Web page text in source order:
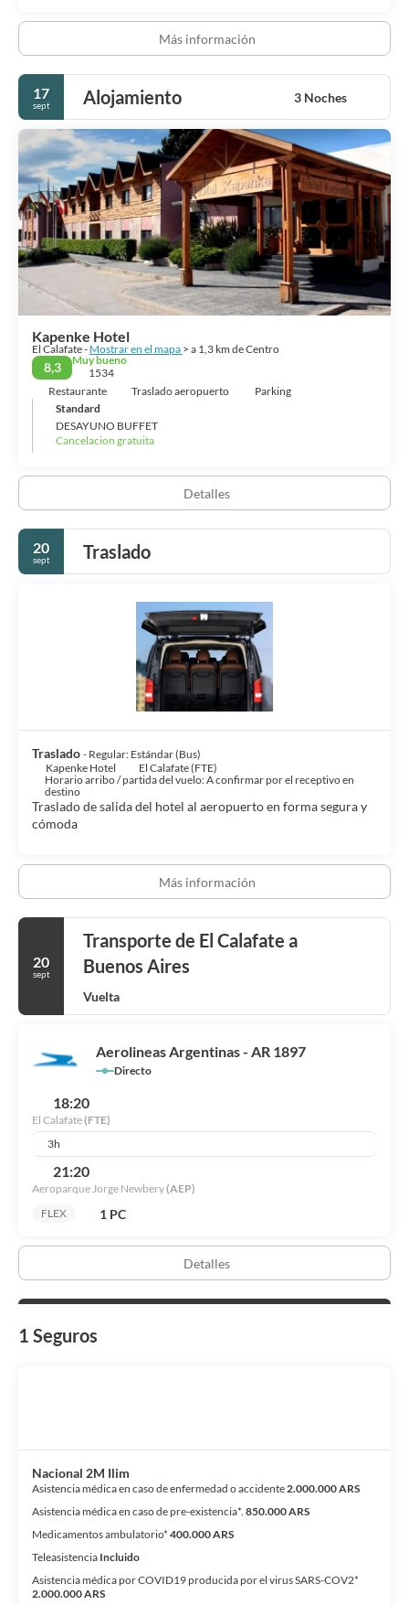
Más información
17
sept Alojamiento 3 Noches
Kapenke Hotel
El Calafate - Mostrar en el mapa > a 1,3 km de Centro
8,3
Muy bueno
1534
Restaurante
Traslado aeropuerto
Parking
Standard
DESAYUNO BUFFET
Cancelacion gratuita
Detalles
20
sept Traslado
Traslado - Regular: Estándar (Bus)
Kapenke Hotel
El Calafate (FTE)
Horario arribo / partida del vuelo: A confirmar por el receptivo en
destino
Traslado de salida del hotel al aeropuerto en forma segura y
cómoda
Más información
20
sept
Transporte de El Calafate a
Buenos Aires
Vuelta
Aerolineas Argentinas - AR 1897
Directo
18:20
El Calafate(FTE)
3h
21:20
Aeroparque Jorge Newbery(AEP)
FLEX
1 PC
Detalles
1 Seguros
Nacional 2M Ilim
Asistencia médica en caso de enfermedad o accidente2.000.000 ARS
Asistencia médica en caso de pre-existencia*. 850.000 ARS
Medicamentos ambulatorio* 400.000 ARS
Teleasistencia Incluido
Asistencia médica por COVID19 producida por el virus SARS-COV2*
2.000.000 ARS